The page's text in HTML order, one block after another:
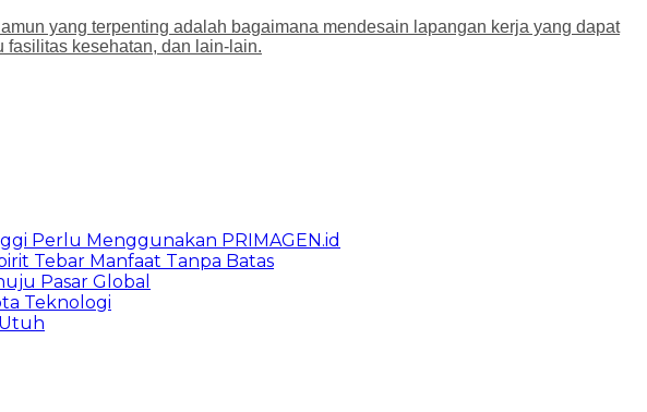
yang terpenting adalah bagaimana mendesain lapangan kerja yang dapat
kesehatan, dan lain-lain.
Perlu Menggunakan PRIMAGEN.id
Tebar Manfaat Tanpa Batas
Pasar Global
Teknologi